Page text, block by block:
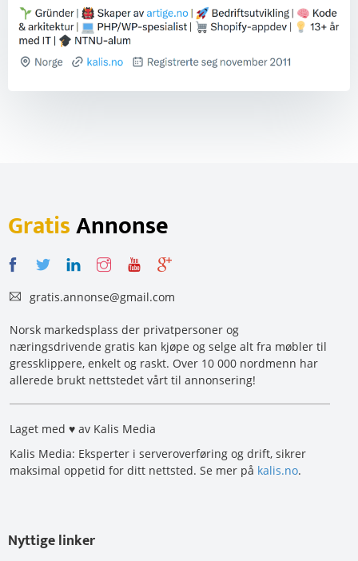
GratisAnnonse
gratis.annonse@gmail.com
Norsk markedsplass der privatpersoner og
næringsdrivende gratis kan kjøpe og selge alt fra møbler til
gressklippere, enkelt og raskt. Over 10 000 nordmenn har
allerede brukt nettstedet vårt til annonsering!
Laget med ♥ av Kalis Media
Kalis Media: Eksperter i serveroverføring og drift, sikrer
maksimal oppetid for ditt nettsted. Se mer på kalis.no.
Nyttige linker